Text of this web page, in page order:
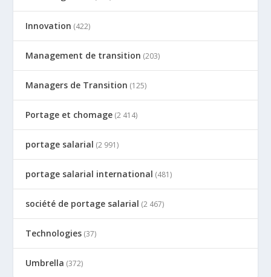
Innovation (422)
Management de transition (203)
Managers de Transition (125)
Portage et chomage (2 414)
portage salarial (2 991)
portage salarial international (481)
société de portage salarial (2 467)
Technologies (37)
Umbrella (372)